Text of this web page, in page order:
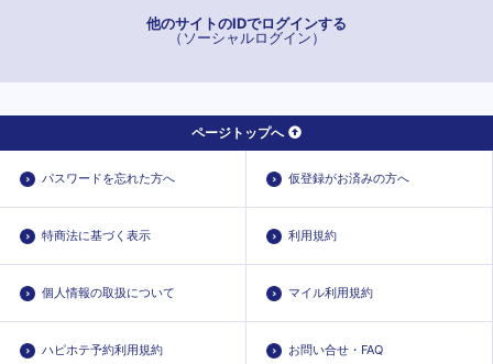
他のサイトのIDでログインする
（ソーシャルログイン）
ページトップへ
パスワードを忘れた方へ 仮登録がお済みの方へ
特商法に基づく表示 利用規約
個人情報の取扱について マイル利用規約
ハピホテ予約利用規約 お問い合せ・FAQ